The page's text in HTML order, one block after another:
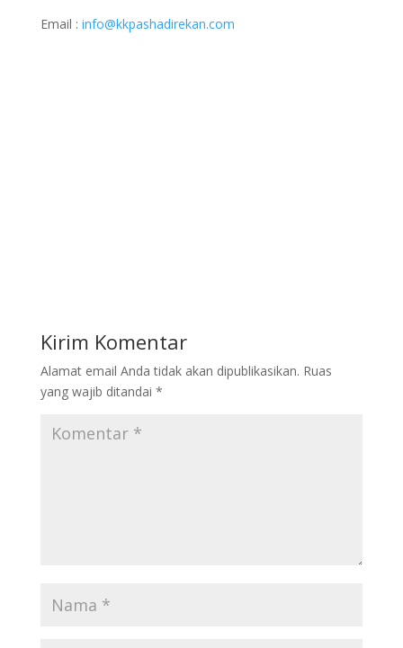
Email : info@kkpashadirekan.com
Kirim Komentar
Alamat email Anda tidak akan dipublikasikan. Ruas
yang wajib ditandai *